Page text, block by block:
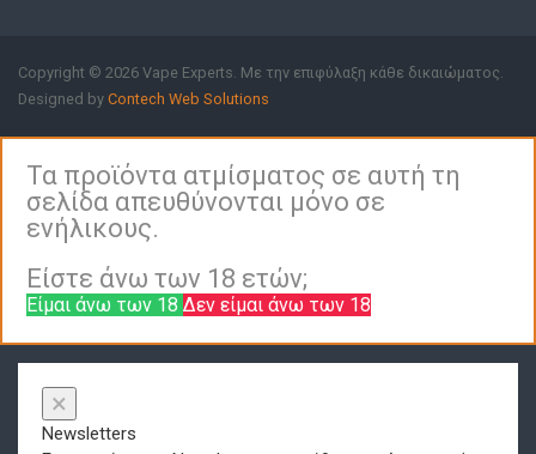
Copyright © 2026 Vape Experts. Με την επιφύλαξη κάθε δικαιώματος.
Designed by Contech Web Solutions
Τα προϊόντα ατμίσματος σε αυτή τη
σελίδα απευθύνονται μόνο σε
ενήλικους.
Είστε άνω των 18 ετών;
Είμαι άνω των 18 Δεν είμαι άνω των 18
×
Newsletters